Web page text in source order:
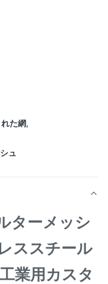
た網,
ュ
ターメッシ
ススチール
業用カスタ